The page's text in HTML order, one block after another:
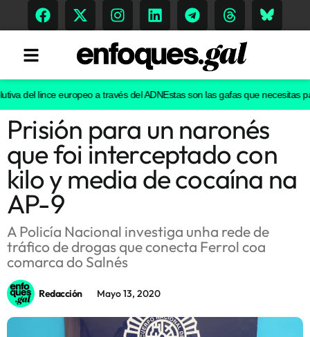
Tendencias
Memoria Histórica
Gastronomía
Escenarios
Sostenibilidad
del lince europeo a través del ADNEstas son las gafas que necesitas
Prisión para un naronés
que foi interceptado con
kilo y media de cocaína na
AP-9
A Policía Nacional investiga unha rede de
tráfico de drogas que conecta Ferrol coa
comarca do Salnés
Redacción Mayo 13, 2020